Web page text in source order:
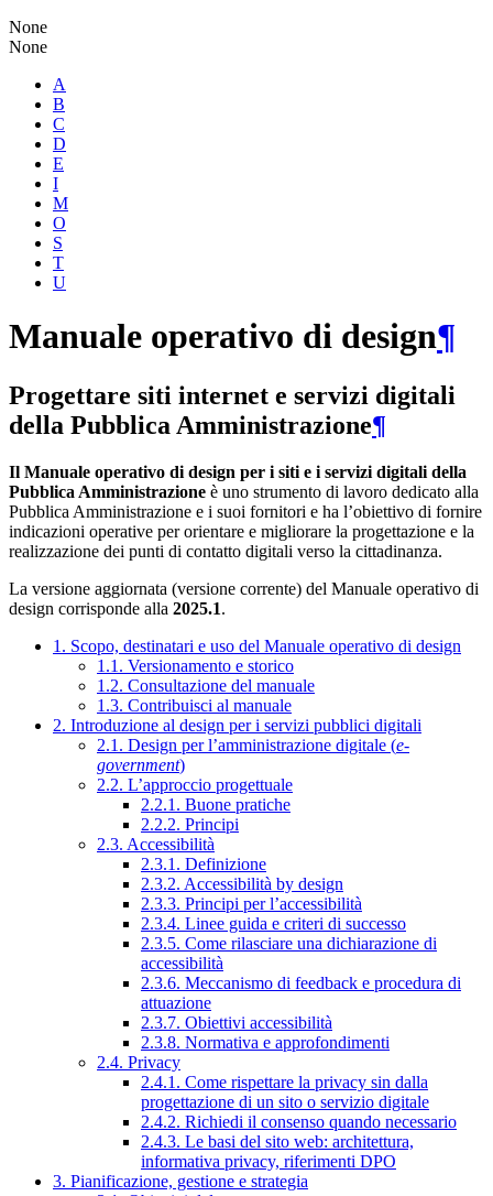
None
None
A
B
C
D
E
I
M
O
S
T
U
Manuale operativo di design¶
Progettare siti internet e servizi digitali
della Pubblica Amministrazione¶
Il Manuale operativo di design per i siti e i servizi digitali della
Pubblica Amministrazione è uno strumento di lavoro dedicato alla
Pubblica Amministrazione e i suoi fornitori e ha l’obiettivo di fornire
indicazioni operative per orientare e migliorare la progettazione e la
realizzazione dei punti di contatto digitali verso la cittadinanza.
La versione aggiornata (versione corrente) del Manuale operativo di
design corrisponde alla 2025.1.
1. Scopo, destinatari e uso del Manuale operativo di design
1.1. Versionamento e storico
1.2. Consultazione del manuale
1.3. Contribuisci al manuale
2. Introduzione al design per i servizi pubblici digitali
2.1. Design per l’amministrazione digitale (e-
government)
2.2. L’approccio progettuale
2.2.1. Buone pratiche
2.2.2. Principi
2.3. Accessibilità
2.3.1. Definizione
2.3.2. Accessibilità by design
2.3.3. Principi per l’accessibilità
2.3.4. Linee guida e criteri di successo
2.3.5. Come rilasciare una dichiarazione di
accessibilità
2.3.6. Meccanismo di feedback e procedura di
attuazione
2.3.7. Obiettivi accessibilità
2.3.8. Normativa e approfondimenti
2.4. Privacy
2.4.1. Come rispettare la privacy sin dalla
progettazione di un sito o servizio digitale
2.4.2. Richiedi il consenso quando necessario
2.4.3. Le basi del sito web: architettura,
informativa privacy, riferimenti DPO
3. Pianificazione, gestione e strategia